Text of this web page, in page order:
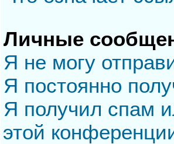
Личные
Я не могу
Я постоянно
Я получил спам
этой